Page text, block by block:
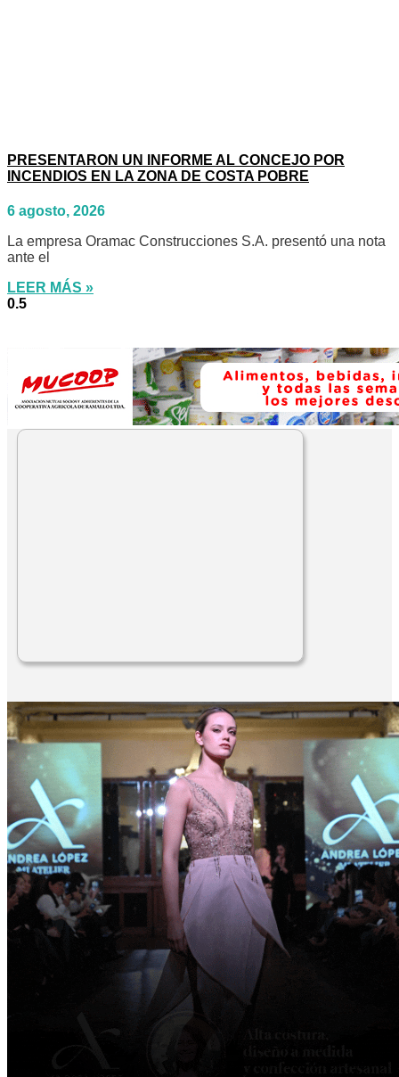
PRESENTARON UN INFORME AL CONCEJO POR
INCENDIOS EN LA ZONA DE COSTA POBRE
6 agosto, 2026
La empresa Oramac Construcciones S.A. presentó una nota
ante el
LEER MÁS »